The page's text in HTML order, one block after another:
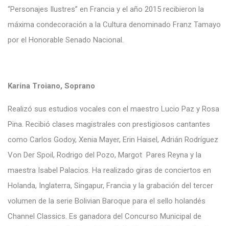
“Personajes Ilustres” en Francia y el año 2015 recibieron la
máxima condecoración a la Cultura denominado Franz Tamayo
por el Honorable Senado Nacional.
Karina Troiano, Soprano
Realizó sus estudios vocales con el maestro Lucio Paz y Rosa
Pina. Recibió clases magistrales con prestigiosos cantantes
como Carlos Godoy, Xenia Mayer, Erin Haisel, Adrián Rodríguez
Von Der Spoil, Rodrigo del Pozo, Margot Pares Reyna y la
maestra Isabel Palacios. Ha realizado giras de conciertos en
Holanda, Inglaterra, Singapur, Francia y la grabación del tercer
volumen de la serie Bolivian Baroque para el sello holandés
Channel Classics. Es ganadora del Concurso Municipal de